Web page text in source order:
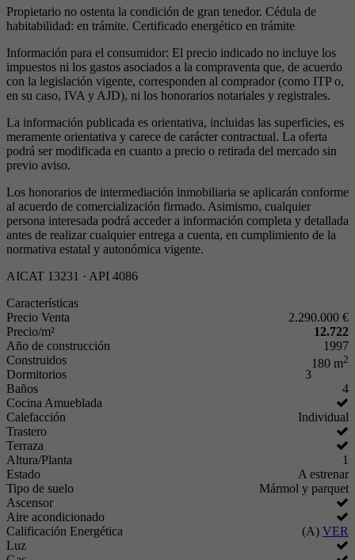
Propietario no ostenta la condición de gran tenedor. Cédula de
habitabilidad: en trámite. Certificado energético en trámite
Información para el consumidor: El precio indicado no incluye los
impuestos ni los gastos asociados a la compraventa que, de acuerdo
con la legislación vigente, corresponden al comprador (como ITP o,
en su caso, IVA y AJD), ni los honorarios notariales y registrales.
La información publicada es orientativa, incluidas las superficies, es
meramente orientativa y carece de carácter contractual. La oferta
podrá ser modificada en cuanto a precio o retirada del mercado sin
previo aviso.
Los honorarios de intermediación inmobiliaria se aplicarán conforme
al acuerdo de comercialización firmado. Asimismo, cualquier
persona interesada podrá acceder a información completa y detallada
antes de realizar cualquier entrega a cuenta, en cumplimiento de la
normativa estatal y autonómica vigente.
AICAT 13231 · API 4086
Características
Precio Venta
2.290.000 €
Precio/m²
12.722
Año de construcción
1997
Construidos
180 m2
Dormitorios
3
Baños
4
Cocina Amueblada
Calefacción
Individual
Trastero
Terraza
Altura/Planta
1
Estado
A estrenar
Tipo de suelo
Mármol y parquet
Ascensor
Aire acondicionado
Calificación Energética
(A) VER
Luz